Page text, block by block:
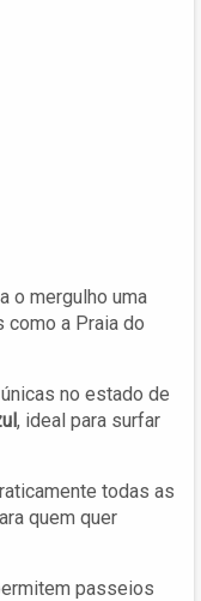
o mergulho uma
a Praia do
no estado de
, ideal para surfar
todas as
quem quer
passeios